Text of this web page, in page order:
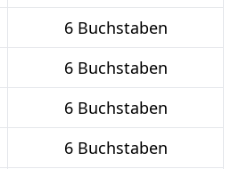
6 Buchstaben
6 Buchstaben
6 Buchstaben
6 Buchstaben